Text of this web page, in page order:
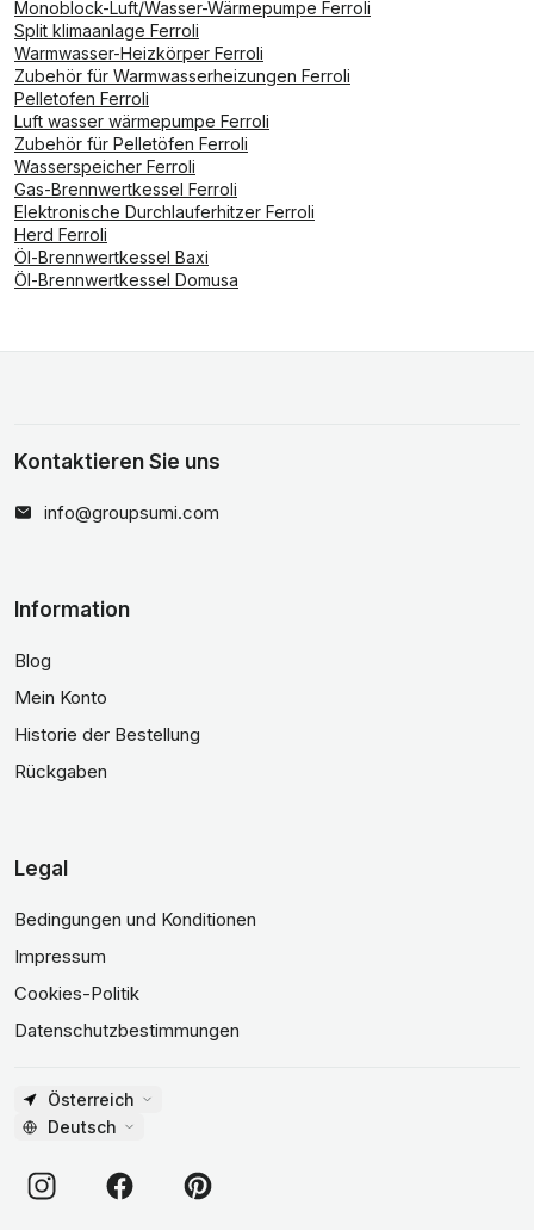
Monoblock-Luft/Wasser-Wärmepumpe Ferroli
Split klimaanlage Ferroli
Warmwasser-Heizkörper Ferroli
Zubehör für Warmwasserheizungen Ferroli
Pelletofen Ferroli
Luft wasser wärmepumpe Ferroli
Zubehör für Pelletöfen Ferroli
Wasserspeicher Ferroli
Gas-Brennwertkessel Ferroli
Elektronische Durchlauferhitzer Ferroli
Herd Ferroli
Öl-Brennwertkessel Baxi
Öl-Brennwertkessel Domusa
Kontaktieren Sie uns
info@groupsumi.com
Information
Blog
Mein Konto
Historie der Bestellung
Rückgaben
Legal
Bedingungen und Konditionen
Impressum
Cookies-Politik
Datenschutzbestimmungen
Österreich
Deutsch